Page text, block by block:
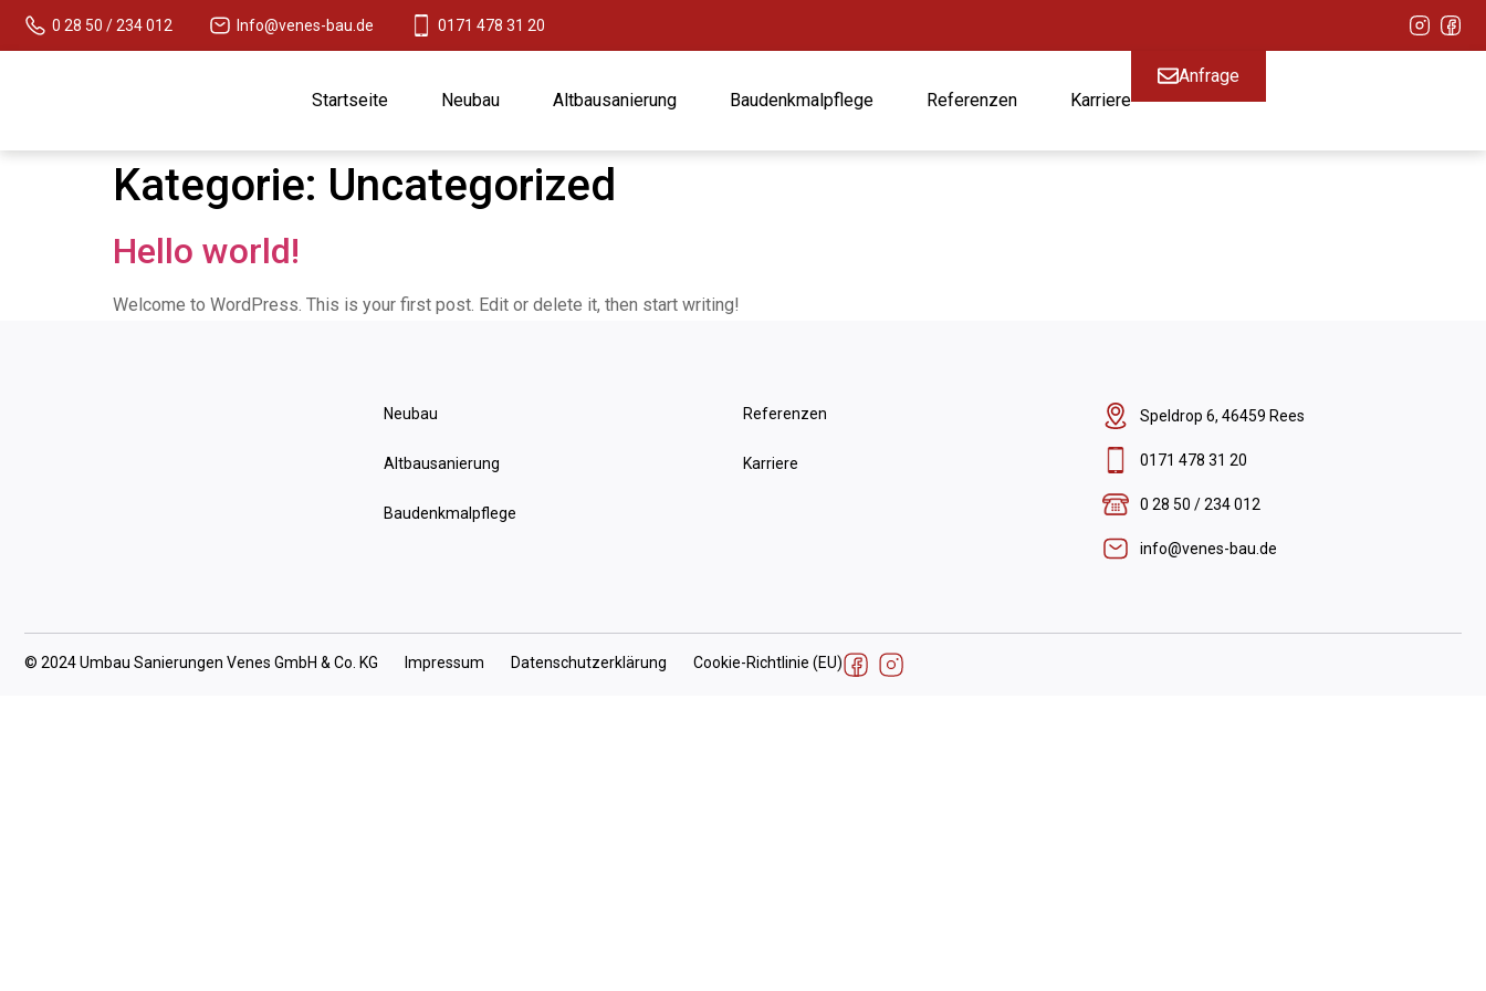
0 28 50 / 234 012 Info@venes-bau.de 0171 478 31 20
Startseite Neubau Altbausanierung Baudenkmalpflege Referenzen Karriere
Anfrage
Kategorie: Uncategorized
Hello world!
Welcome to WordPress. This is your first post. Edit or delete it, then start writing!
Neubau
Altbausanierung
Baudenkmalpflege
Referenzen
Karriere
Speldrop 6, 46459 Rees
0171 478 31 20
0 28 50 / 234 012
info@venes-bau.de
© 2024 Umbau Sanierungen Venes GmbH & Co. KG Impressum Datenschutzerklärung Cookie-Richtlinie (EU)